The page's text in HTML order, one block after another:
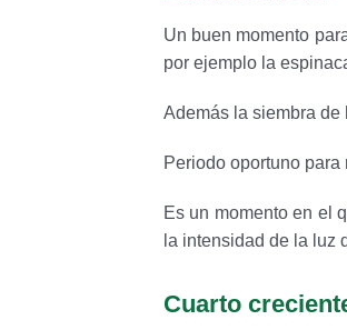
Un buen momento
por ejemplo la
Además la siembra de
Periodo oportuno
Es un momento en el
la intensidad de la luz
Cuarto